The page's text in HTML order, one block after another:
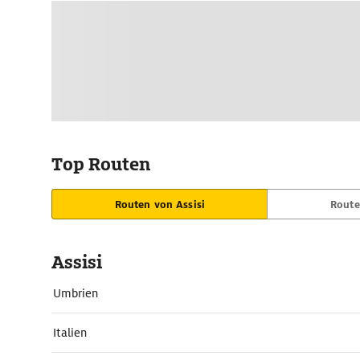
Top Routen
Routen von Assisi
Assisi
Umbrien
Italien